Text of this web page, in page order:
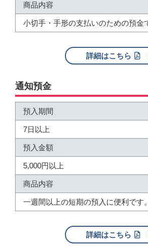
商品内容
小切手・手形の支払いのための預金
詳細はこちら
通知預金
預入期間
7日以上
預入金額
5,000円以上
商品内容
一週間以上の短期の預入に便利です。
詳細はこちら